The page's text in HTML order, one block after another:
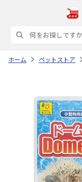
ホーム ペットストア